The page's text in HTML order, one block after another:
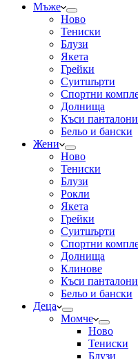
Мъже
Ново
Тениски
Блузи
Якета
Грейки
Суитшърти
Спортни
Долнища
Къси панталони
Бельо и бански
Жени
Ново
Тениски
Блузи
Рокли
Якета
Грейки
Суитшърти
Спортни
Долнища
Клинове
Къси панталони
Бельо и бански
Деца
Момче
Ново
Тениски
Блузи